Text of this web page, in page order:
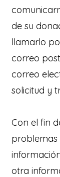
de su
llamarlo
correo
correo
solicitud y
Con el fin
problemas
otra